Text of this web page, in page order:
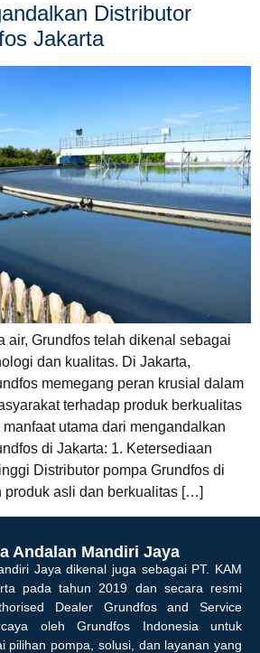
Distributor
Jakarta
air, Grundfos telah dikenal sebagai
dan kualitas. Di Jakarta,
memegang peran krusial dalam
terhadap produk berkualitas
utama dari mengandalkan
di Jakarta: 1. Ketersediaan
Distributor pompa Grundfos di
produk asli dan berkualitas […]
Andalan Mandiri Jaya
Jaya dikenal juga sebagai PT. KAM
pada tahun 2019 dan secara resmi
Dealer Grundfos and Service
oleh Grundfos Indonesia untuk
pilihan pompa, solusi, dan layanan yang